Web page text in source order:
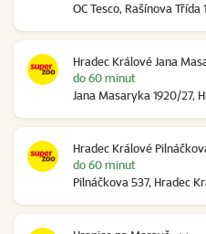
OC Tesco, Rašínova
Hradec Králové Jana
Jana Masaryka 1920/27,
do 60 minut
Hradec Králové
Pilnáčkova 537, Hradec
do 60 minut